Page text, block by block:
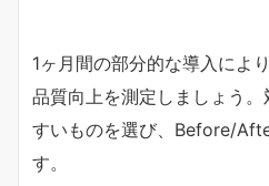
1ヶ月間の部分的な導入によ
品質向上を測定しましょう
すいものを選び、Before/
す。